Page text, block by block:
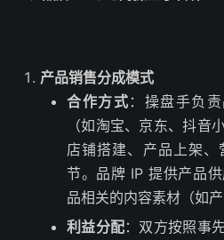
产品销售分成模式
合作方式 ：操盘手负
（如淘宝、京东、抖音
店铺搭建、产品上架
节。品牌 IP 提供产品
品相关的内容素材（如
利益分配：双方按照事